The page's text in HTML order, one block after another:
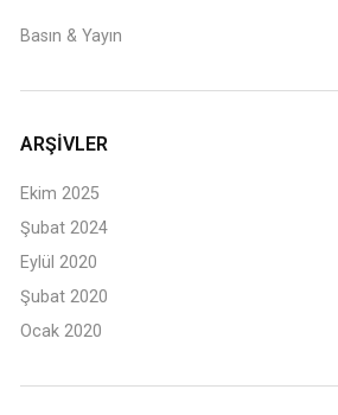
Basın & Yayın
ARŞIVLER
Ekim 2025
Şubat 2024
Eylül 2020
Şubat 2020
Ocak 2020